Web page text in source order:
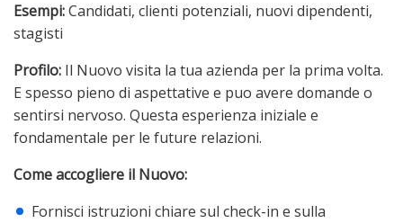
Esempi:Candidati, clienti potenziali, nuovi dipendenti,
stagisti
Profilo: Il Nuovo visita la tua azienda per la prima volta.
E spesso pieno di aspettative e puo avere domande o
sentirsi nervoso. Questa esperienza iniziale e
fondamentale per le future relazioni.
Come accogliere il Nuovo:
Fornisci istruzioni chiare sul check-in e sulla